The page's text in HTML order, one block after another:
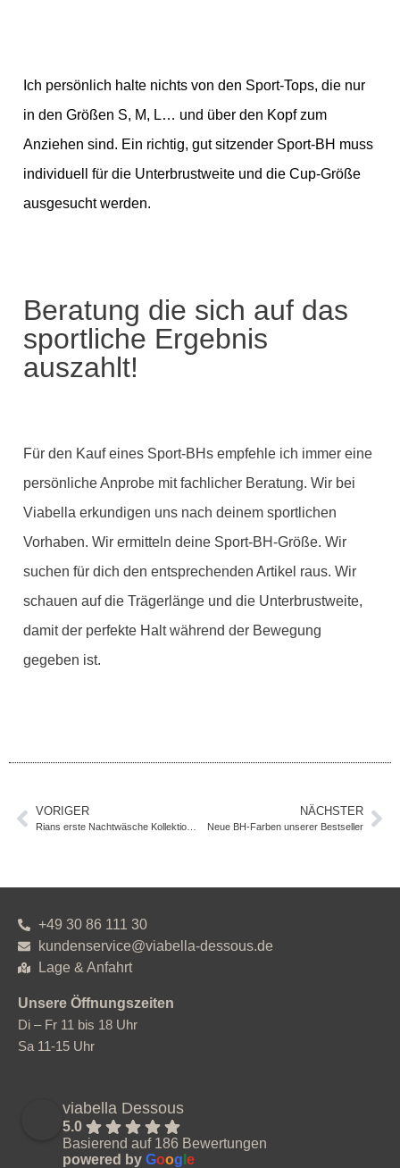
Ich persönlich halte nichts von den Sport-Tops, die nur
in den Größen S, M, L… und über den Kopf zum
Anziehen sind. Ein richtig, gut sitzender Sport-BH muss
individuell für die Unterbrustweite und die Cup-Größe
ausgesucht werden.
Beratung die sich auf das
sportliche Ergebnis
auszahlt!
Für den Kauf eines Sport-BHs empfehle ich immer eine
persönliche Anprobe mit fachlicher Beratung. Wir bei
Viabella erkundigen uns nach deinem sportlichen
Vorhaben. Wir ermitteln deine Sport-BH-Größe. Wir
suchen für dich den entsprechenden Artikel raus. Wir
schauen auf die Trägerlänge und die Unterbrustweite,
damit der perfekte Halt während der Bewegung
gegeben ist.
VORIGER NÄCHSTER
Neue BH-Farben unserer Bestseller
+49 30 86 111 30
kundenservice@viabella-dessous.de
Lage & Anfahrt
Unsere Öffnungszeiten
Di – Fr 11 bis 18 Uhr
Sa 11-15 Uhr
viabella Dessous
5.0
Basierend auf 186 Bewertungen
powered by Goog e